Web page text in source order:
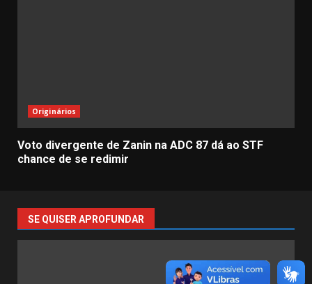
Originários
Voto divergente de Zanin na ADC 87 dá ao STF
chance de se redimir
SE QUISER APROFUNDAR